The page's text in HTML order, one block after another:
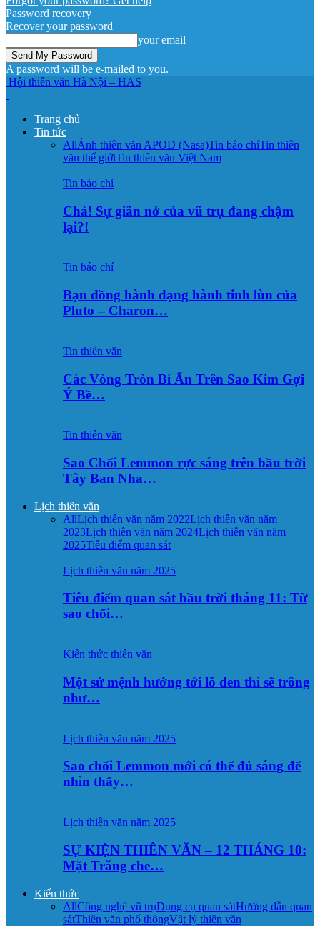
Password recovery
Recover your password
your email
A password will be e-mailed to you.
Hội thiên văn Hà Nội – HAS
Trang chủ
Tin tức
AllẢnh thiên văn APOD (Nasa)Tin báo chíTin thiên
văn thế giớiTin thiên văn Việt Nam
Tin báo chí
Chà! Sự giãn nở của vũ trụ đang chậm
lại?!
Tin báo chí
Bạn đồng hành dạng hành tinh lùn của
Pluto – Charon…
Tin thiên văn
Các Vòng Tròn Bí Ẩn Trên Sao Kim Gợi
Ý Bề…
Tin thiên văn
Sao Chổi Lemmon rực sáng trên bầu trời
Tây Ban Nha…
Lịch thiên văn
AllLịch thiên văn năm 2022Lịch thiên văn năm
2023Lịch thiên văn năm 2024Lịch thiên văn năm
2025Tiêu điểm quan sát
Lịch thiên văn năm 2025
Tiêu điểm quan sát bầu trời tháng 11: Từ
sao chổi…
Kiến thức thiên văn
Một sứ mệnh hướng tới lỗ đen thì sẽ trông
như…
Lịch thiên văn năm 2025
Sao chổi Lemmon mới có thể đủ sáng để
nhìn thấy…
Lịch thiên văn năm 2025
SỰ KIỆN THIÊN VĂN – 12 THÁNG 10:
Mặt Trăng che…
Kiến thức
AllCông nghệ vũ trụDụng cụ quan sátHướng dẫn quan
sátThiên văn phổ thôngVật lý thiên văn